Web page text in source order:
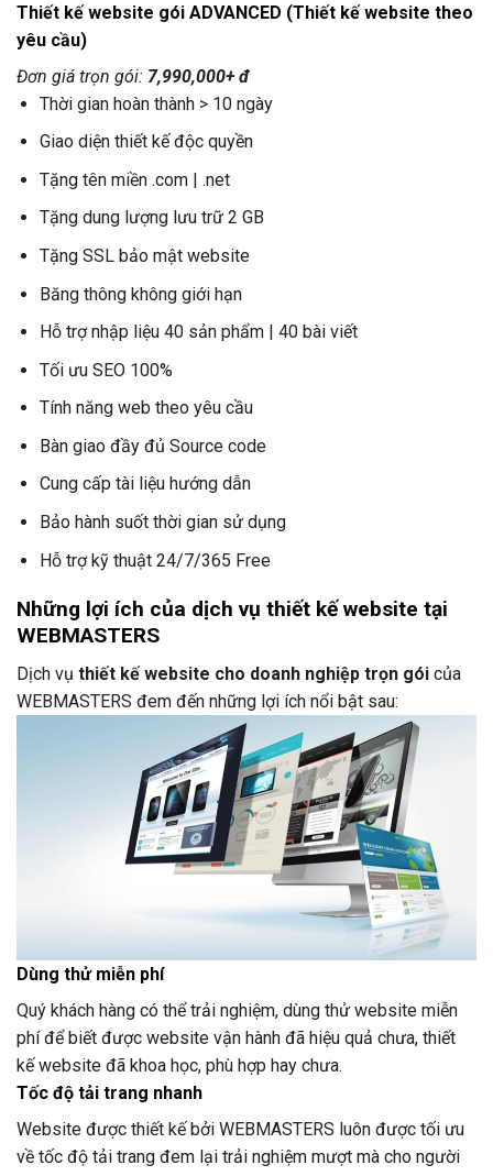
Thiết kế website gói ADVANCED (Thiết kế website theo
yêu cầu)
Đơn giá trọn gói: 7,990,000+ đ
Thời gian hoàn thành > 10 ngày
Giao diện thiết kế độc quyền
Tặng tên miền .com | .net
Tặng dung lượng lưu trữ 2 GB
Tặng SSL bảo mật website
Băng thông không giới hạn
Hỗ trợ nhập liệu 40 sản phẩm | 40 bài viết
Tối ưu SEO 100%
Tính năng web theo yêu cầu
Bàn giao đầy đủ Source code
Cung cấp tài liệu hướng dẫn
Bảo hành suốt thời gian sử dụng
Hỗ trợ kỹ thuật 24/7/365 Free
Những lợi ích của dịch vụ thiết kế website tại
WEBMASTERS
Dịch vụ thiết kế website cho doanh nghiệp trọn gói của
WEBMASTERS đem đến những lợi ích nổi bật sau:
Dùng thử miễn phí
Quý khách hàng có thể trải nghiệm, dùng thử website miễn
phí để biết được website vận hành đã hiệu quả chưa, thiết
kế website đã khoa học, phù hợp hay chưa.
Tốc độ tải trang nhanh
Website được thiết kế bởi WEBMASTERS luôn được tối ưu
về tốc độ tải trang đem lại trải nghiệm mượt mà cho người